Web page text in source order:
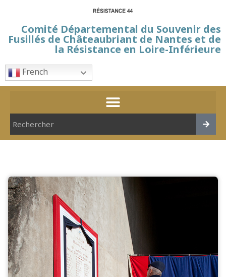
Comité Départemental du Souvenir des
Fusillés de Châteaubriant de Nantes et de
la Résistance en Loire-Inférieure
French